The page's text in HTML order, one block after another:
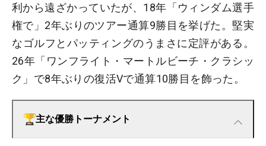
利から遠ざかっていたが、18年「ウィンダム選手
権で」2年ぶりのツアー通算9勝目を挙げた。堅実
なゴルフとパッティングのうまさに定評がある。
26年「ワンフライト・マートルビーチ・クラシッ
ク」で8年ぶりの復活Vで通算10勝目を飾った。
主な優勝トーナメント